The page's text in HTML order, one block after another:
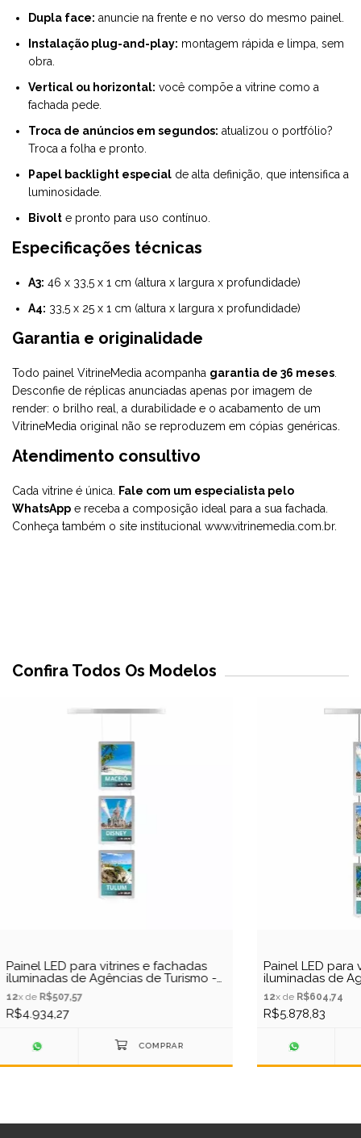
Dupla face: anuncie na frente e no verso do mesmo painel.
Instalação plug-and-play: montagem rápida e limpa, sem
obra.
Vertical ou horizontal: você compõe a vitrine como a
fachada pede.
Troca de anúncios em segundos: atualizou o portfólio?
Troca a folha e pronto.
Papel backlight especial de alta definição, que intensifica a
luminosidade.
Bivolt e pronto para uso contínuo.
Especificações técnicas
A3: 46 x 33,5 x 1 cm (altura x largura x profundidade)
A4: 33,5 x 25 x 1 cm (altura x largura x profundidade)
Garantia e originalidade
Todo painel VitrineMedia acompanha garantia de 36 meses.
Desconfie de réplicas anunciadas apenas por imagem de
render: o brilho real, a durabilidade e o acabamento de um
VitrineMedia original não se reproduzem em cópias genéricas.
Atendimento consultivo
Cada vitrine é única. Fale com um especialista pelo
WhatsApp e receba a composição ideal para a sua fachada.
Conheça também o site institucional www.vitrinemedia.com.br.
Confira Todos Os Modelos
Painel LED para vitrines e fachadas
iluminadas de Agências de Turismo -
3 Display tamanho A4
12x de R$507,57
R$4.934,27
Painel LED para
iluminadas de
3 Display
12x de R$604,74
R$5.878,83